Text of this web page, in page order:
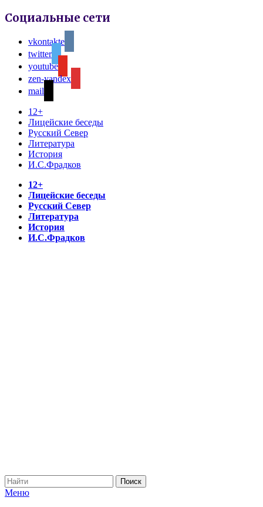
Социальные сети
vkontakte
twitter
youtube
zen-yandex
mail
12+
Лицейские беседы
Русский Север
Литература
История
И.С.Фрадков
12+
Лицейские беседы
Русский Север
Литература
История
И.С.Фрадков
Меню